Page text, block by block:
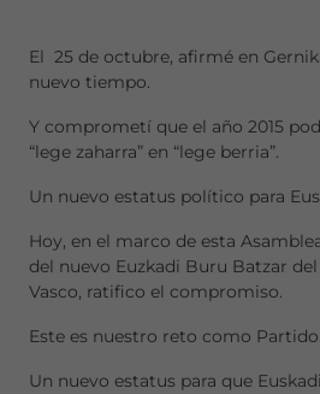
El 25 de octubre, afirmé en
nuevo tiempo.
Y comprometí que el año 2015
“lege zaharra” en “lege berria”.
Un nuevo estatus político para
Hoy, en el marco de esta
del nuevo Euzkadi Buru Batzar
Vasco, ratifico el compromiso.
Este es nuestro reto como Partido.
Un nuevo estatus para que